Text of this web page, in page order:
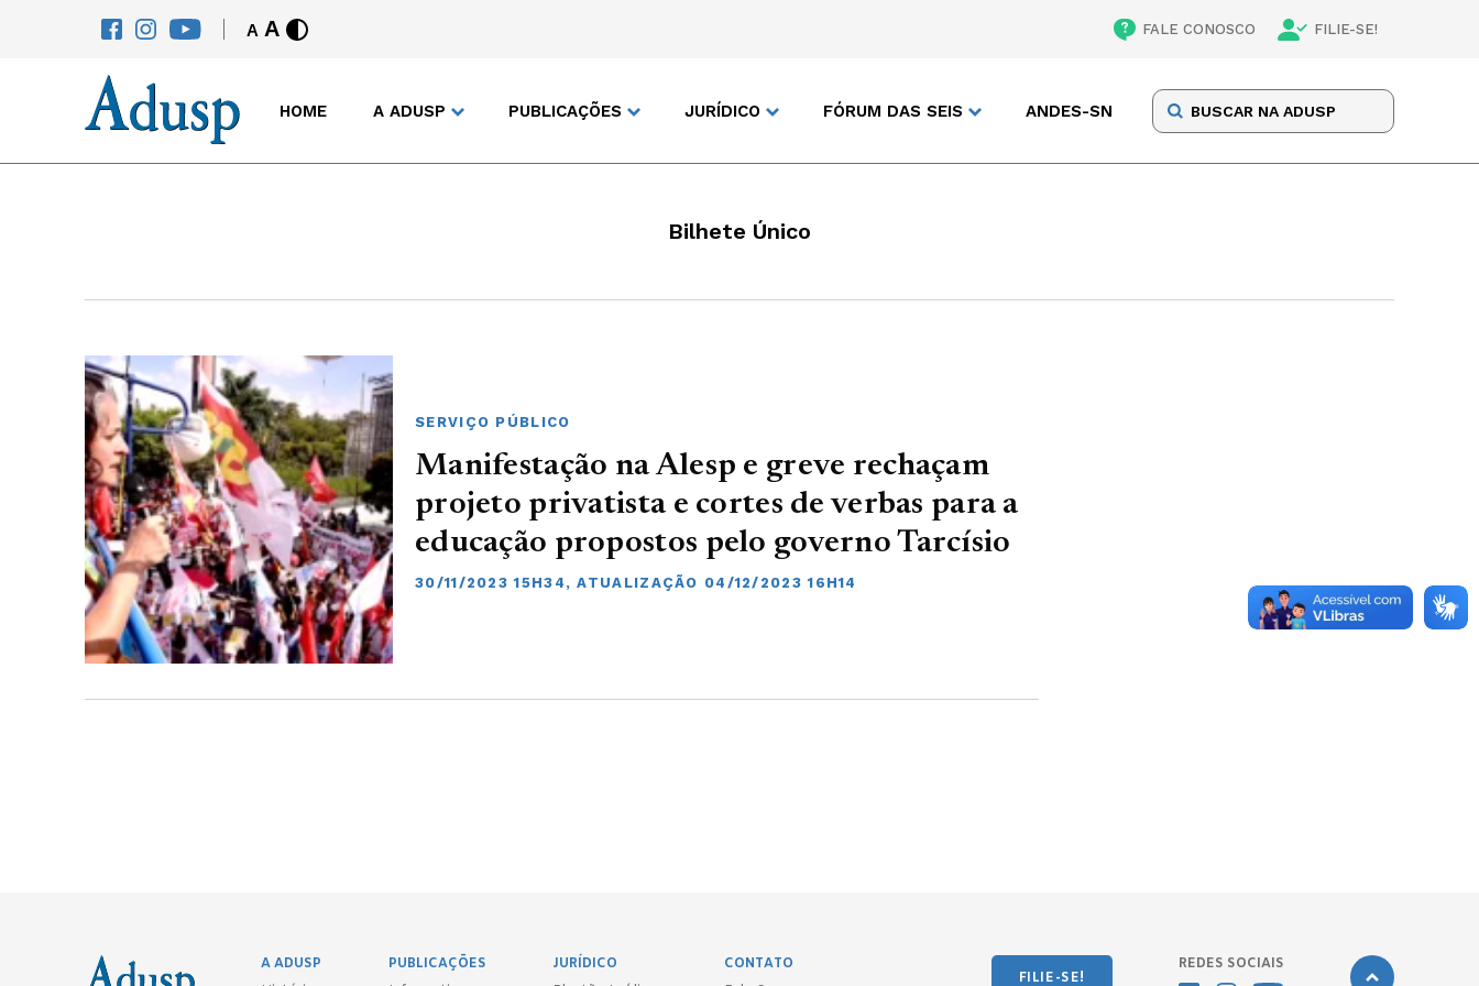
A A FALE CONOSCO FILIE-SE!
HOME A ADUSP PUBLICAÇÕES JURÍDICO FÓRUM DAS SEIS ANDES-SN
Bilhete Único
SERVIÇO PÚBLICO
Manifestação na Alesp e greve rechaçam
projeto privatista e cortes de verbas para a
educação propostos pelo governo Tarcísio
30/11/2023 15H34, ATUALIZAÇÃO 04/12/2023 16H14
A ADUSP
PUBLICAÇÕES
JURÍDICO
CONTATO
FILIE-SE!
REDES SOCIAIS